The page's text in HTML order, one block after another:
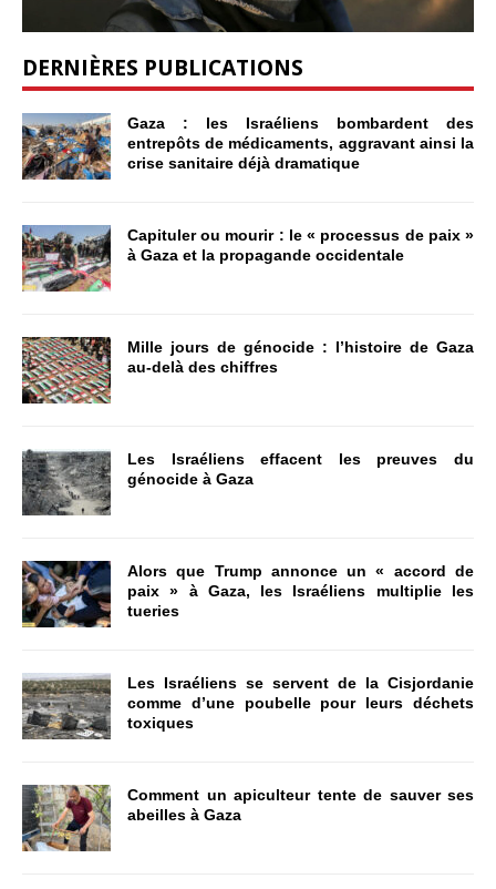
DERNIÈRES PUBLICATIONS
Gaza : les Israéliens bombardent des
entrepôts de médicaments, aggravant ainsi la
crise sanitaire déjà dramatique
Capituler ou mourir : le « processus de paix »
à Gaza et la propagande occidentale
Mille jours de génocide : l’histoire de Gaza
au-delà des chiffres
Les Israéliens effacent les preuves du
génocide à Gaza
Alors que Trump annonce un « accord de
paix » à Gaza, les Israéliens multiplie les
tueries
Les Israéliens se servent de la Cisjordanie
comme d’une poubelle pour leurs déchets
toxiques
Comment un apiculteur tente de sauver ses
abeilles à Gaza